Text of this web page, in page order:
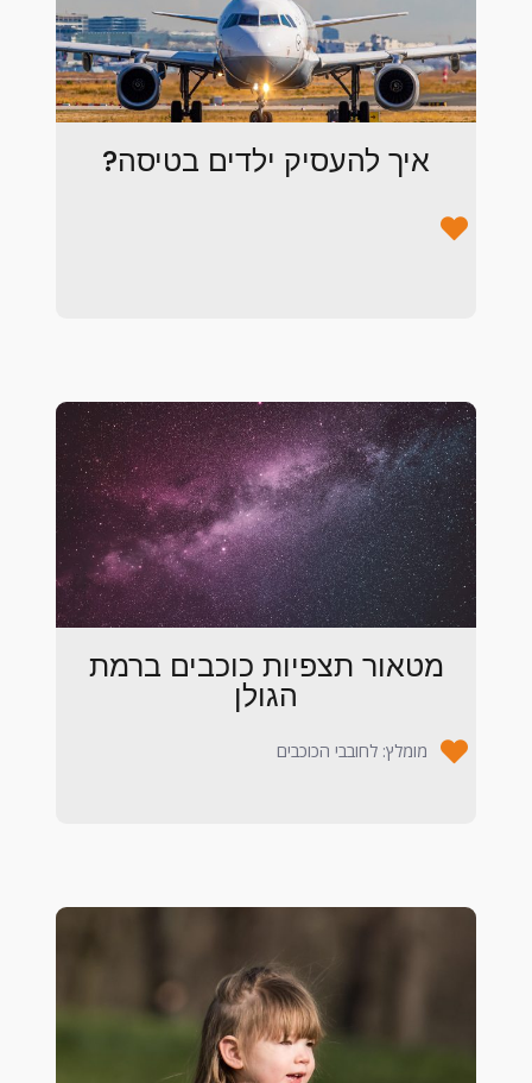
איך להעסיק ילדים בטיסה?
מטאור תצפיות כוכבים ברמת
הגולן
מומלץ: לחובבי הכוכבים